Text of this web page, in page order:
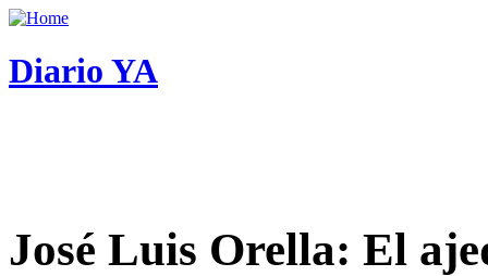
Diario YA
José Luis Orella: El